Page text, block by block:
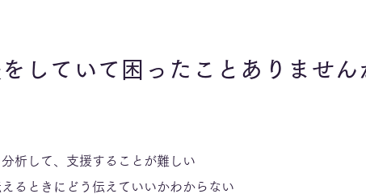
していて困ったことありません
析して、支援することが難しい
るときにどう伝えていいかわからない